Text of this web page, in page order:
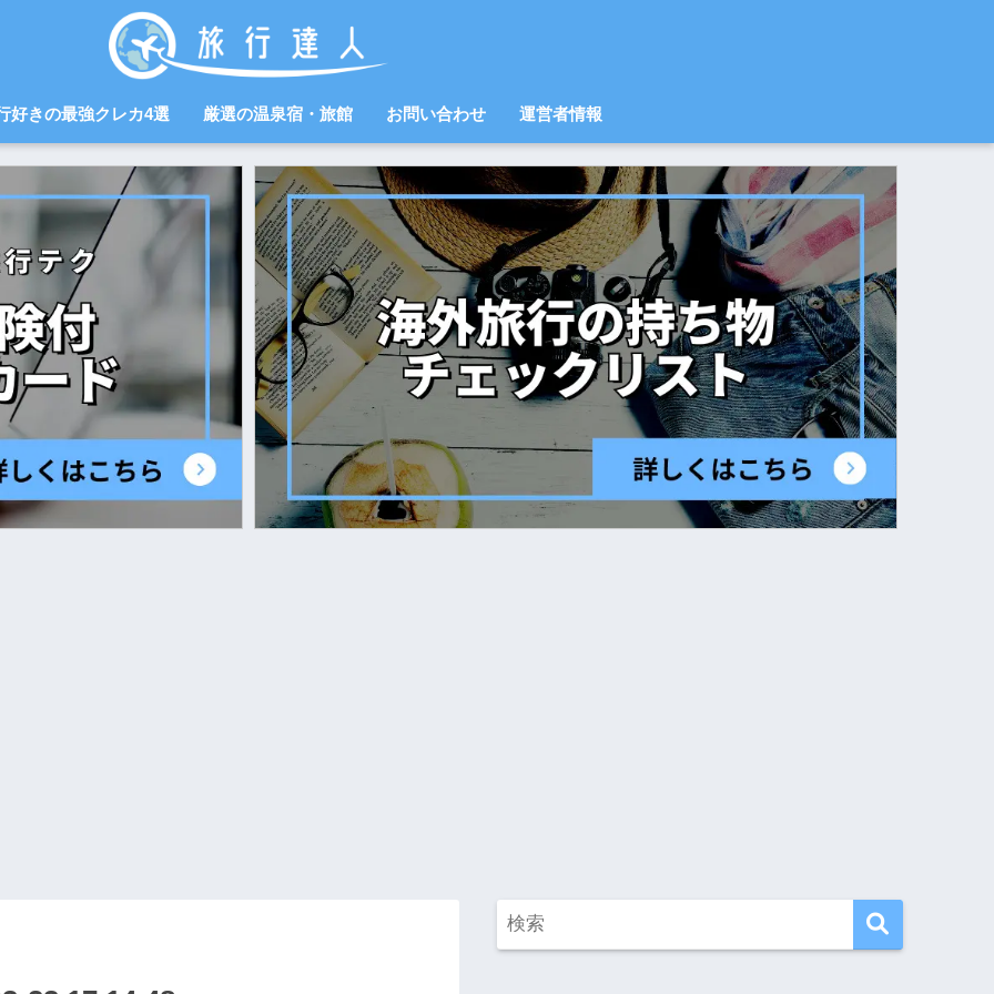
好きの最強クレカ4選 厳選の温泉宿・旅館 お問い合わせ 運営者情報